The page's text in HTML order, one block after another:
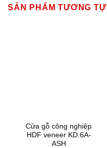
SẢN PHẨM TƯƠNG TỰ
Cửa gỗ công nghiệp
HDF veneer KD.6A-
ASH